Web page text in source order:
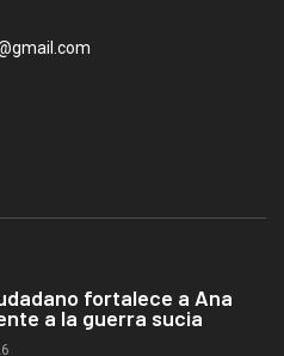
fortalece a Ana
a la guerra sucia